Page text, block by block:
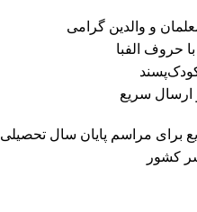
و والدین گرامی
حروف الفبا
سریع
برای مراسم پایان سال تحصیلی
کشور